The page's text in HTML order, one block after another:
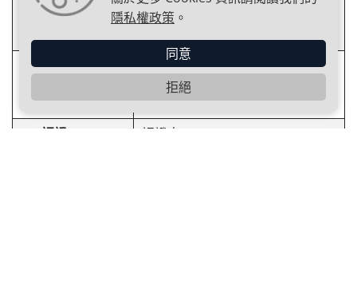
ES-500-0000-3B DIY 服務包 (P-
500C + P-613B)
File E218441
Class I, Division 2, Groups A, B,
C and D
CE 認證
認證中
隱私權政策 。
拒絕
同意